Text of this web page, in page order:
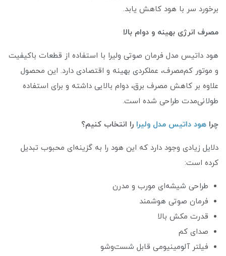
برخورد سر با هود کاهش یابد.
مصرف انرژی بهینه و دوام بالا
هود داتیس مدل فرمان صوتی ولیرا با استفاده از قطعات باکیفیت
و موتور کم‌مصرف، عملکردی بهینه و اقتصادی دارد. این محصول
علاوه بر کاهش مصرف برق، دوام بالایی داشته و برای استفاده
طولانی‌مدت طراحی شده است.
چرا هود داتیس مدل ولیرا را انتخاب کنیم؟
دلایل زیادی وجود دارد که این هود را به گزینه‌ای محبوب تبدیل
کرده است:
طراحی شیشه‌ای مورب و مدرن
فرمان صوتی هوشمند
قدرت مکش بالا
صدای کم
فیلتر آلومینیومی قابل شست‌وشو